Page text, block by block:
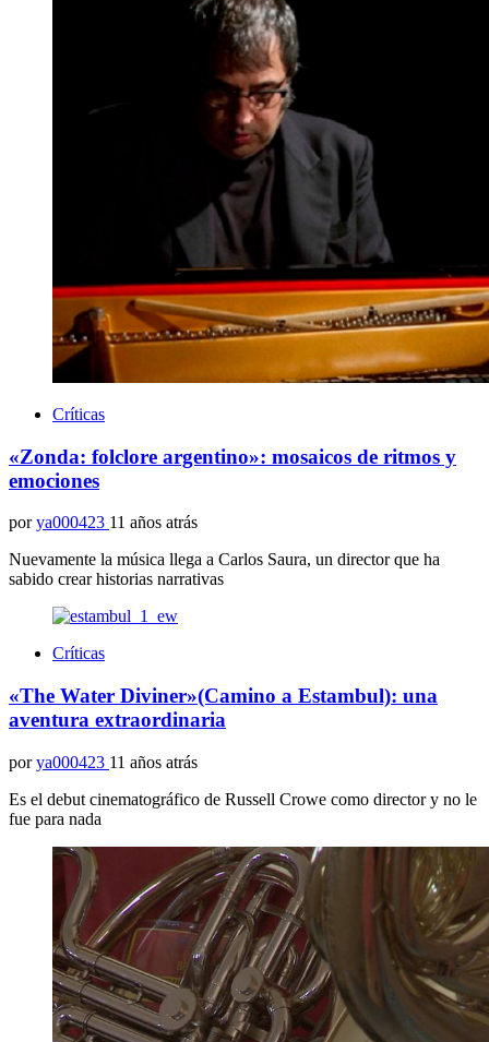
Críticas
«Zonda: folclore argentino»: mosaicos de ritmos y
emociones
por ya000423 11 años atrás
Nuevamente la música llega a Carlos Saura, un director que ha
sabido crear historias narrativas
Críticas
«The Water Diviner»(Camino a Estambul): una
aventura extraordinaria
por ya000423 11 años atrás
Es el debut cinematográfico de Russell Crowe como director y no le
fue para nada